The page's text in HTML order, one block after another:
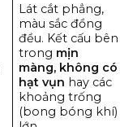
Lát cắt phẳng,
màu sắc đồng
đều. Kết cấu bên
trong mịn
màng, không có
hạt vụn hay các
khoảng trống
(bong bóng khí)